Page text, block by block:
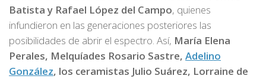
Batista y Rafael López del Campo, quienes
infundieron en las generaciones posteriores las
posibilidades de abrir el espectro. Así, María Elena
Perales, Melquíades Rosario Sastre, Adelino
González, los ceramistas Julio Suárez, Lorraine de